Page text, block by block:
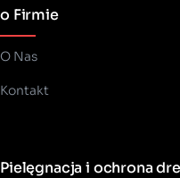
o Firmie
O Nas
Kontakt
Pielęgnacja i ochrona